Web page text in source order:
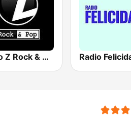
Radio Z Rock & Pop Radio